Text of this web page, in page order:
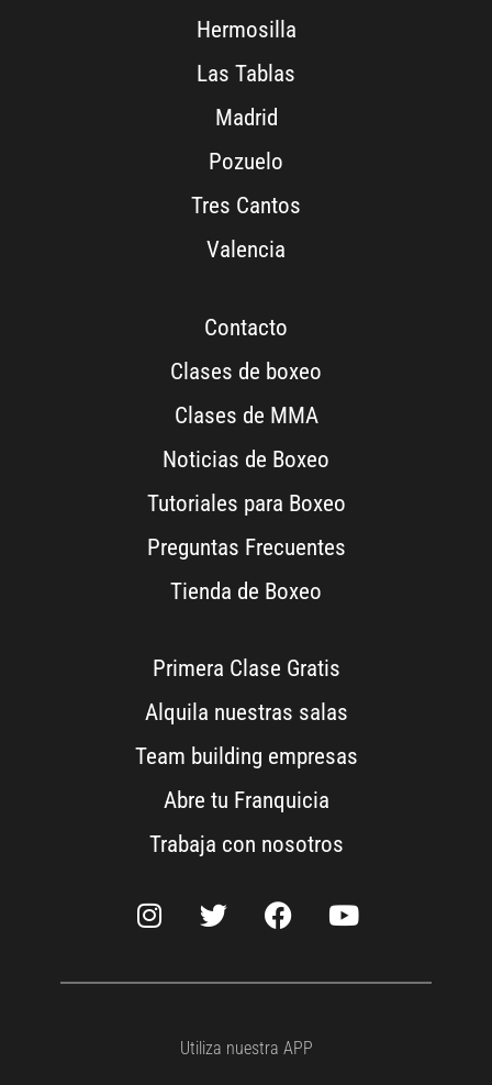
Hermosilla
Las Tablas
Madrid
Pozuelo
Tres Cantos
Valencia
Contacto
Clases de boxeo
Clases de MMA
Noticias de Boxeo
Tutoriales para Boxeo
Preguntas Frecuentes
Tienda de Boxeo
Primera Clase Gratis
Alquila nuestras salas
Team building empresas
Abre tu Franquicia
Trabaja con nosotros
Utiliza nuestra APP